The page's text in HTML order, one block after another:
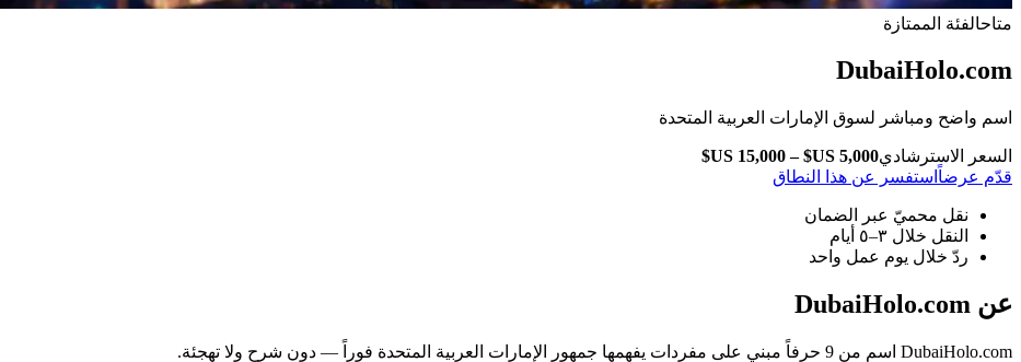
متاحالفئة الممتازة
DubaiHolo.com
اسم واضح ومباشر لسوق الإمارات العربية المتحدة
السعر الاسترشادي
قدّم عرضاً استفسر عن هذا النطاق
نقل محميّ عبر الضمان
النقل خلال ٣–٥ أيام
ردّ خلال يوم عمل واحد
عن DubaiHolo.com
DubaiHolo.com اسم من 9 حرفاً مبني على مفردات يفهمها جمهور الإمارات العربية المتحدة فوراً — دون شرح ولا تهجئة.